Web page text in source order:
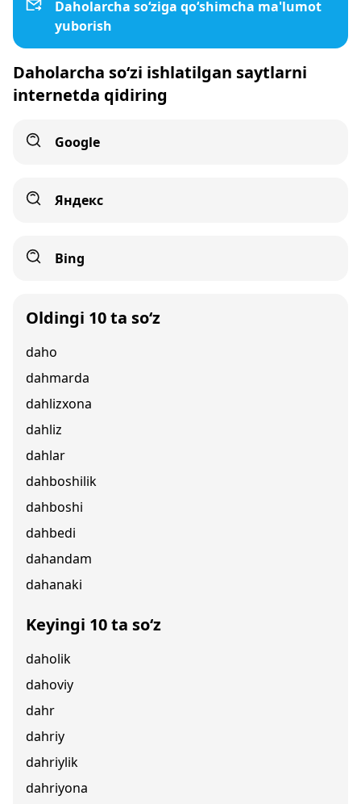
Daholarcha so‘ziga qo‘shimcha ma'lumot
yuborish
Daholarcha so‘zi ishlatilgan saytlarni
internetda qidiring
Google
Яндекс
Bing
Oldingi 10 ta so‘z
daho
dahmarda
dahlizxona
dahliz
dahlar
dahboshilik
dahboshi
dahbedi
dahandam
dahanaki
Keyingi 10 ta so‘z
daholik
dahoviy
dahr
dahriy
dahriylik
dahriyona